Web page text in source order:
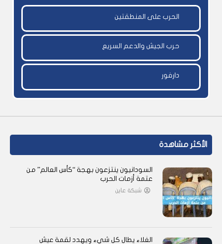
الحرب على المنطقتين
حرب الجيش والدعم السريع
دارفور
الأكثر مشاهدة
السودانيون ينتزعون بهجة “كأس العالم” من
عتمة أزمات الحرب
شبكة عاين
الغلاء يطال كل شيء ويهدد لقمة عيش